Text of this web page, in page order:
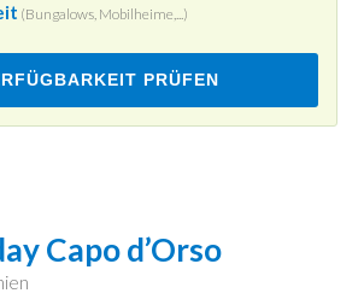
(Bungalows, Mobilheime,...)
PRÜFEN
Capo d’Orso